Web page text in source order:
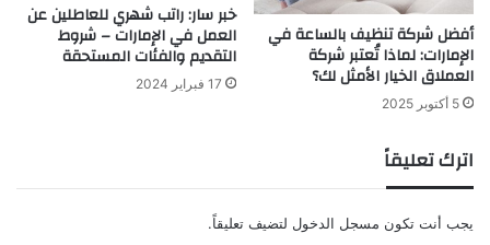
أفضل شركة تنظيف بالساعة في
الإمارات: لماذا تُعتبر شركة
العملاق الخيار الأمثل لك؟
5 أكتوبر 2025
خبر سار: راتب شهري للعاطلين عن
العمل في الإمارات – شروط
التقديم والفئات المستحقة
17 فبراير 2024
اترك تعليقاً
يجب أنت تكون مسجل الدخول لتضيف تعليقاً.